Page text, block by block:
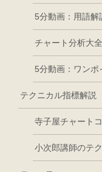
5分動画：用語解
チャート分析大全
5分動画：ワンポ
テクニカル指標解説
寺子屋チャート
小次郎講師のテ